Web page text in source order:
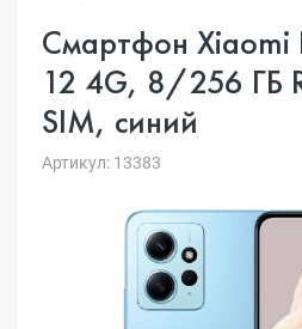
Смартфон Xiaomi
12 4G, 8/256 ГБ
SIM, синий
Артикул: 13383